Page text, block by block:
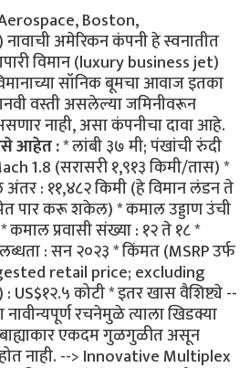
Boston,
अमेरिकन कंपनी हे स्वनातीत
विमान (luxury business jet)
सॉनिक बूमचा आवाज इतका
वस्ती असलेल्या जमिनीवरून
नाही, असा कंपनीचा दावा आहे.
आहेत :* लांबी ३७ मी; पंखांची रुंदी
1.8 (सरासरी १,९१३ किमी/तास) *
अंतर : ११,४८२ किमी (हे विमान लंडन ते
पार करू शकेल) * कमाल उड्डाण उंची
प्रवासी संख्या : १२ ते १८ *
: सन २०२३ * किंमत (MSRP उर्फ
retail price; excluding
कोटी * इतर खास वैशिष्ट्ये --
नावीन्यपूर्ण रचनेमुळे त्याला खिडक्या
बाह्याकार एकदम गुळगुळीत असून
नाही. --> Innovative Multiplex